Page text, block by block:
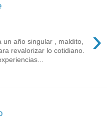
›
un año singular , maldito,
revalorizar lo cotidiano.